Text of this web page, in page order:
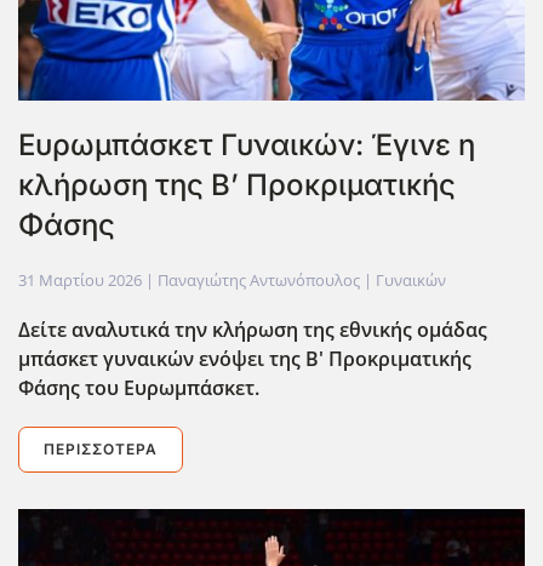
Ευρωμπάσκετ Γυναικών: Έγινε η
κλήρωση της Β’ Προκριματικής
Φάσης
31 Μαρτίου 2026 | Παναγιώτης Αντωνόπουλος | Γυναικών
Δείτε αναλυτικά την κλήρωση της εθνικής ομάδας
μπάσκετ γυναικών ενόψει της Β' Προκριματικής
Φάσης του Ευρωμπάσκετ.
ΠΕΡΙΣΣΌΤΕΡΑ